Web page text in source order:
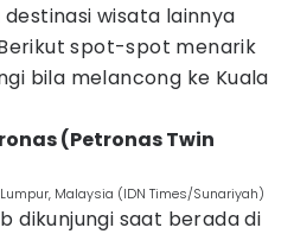
wisata lainnya
spot-spot menarik
bila melancong ke Kuala
(Petronas Twin
Malaysia (IDN Times/Sunariyah)
dikunjungi saat berada di